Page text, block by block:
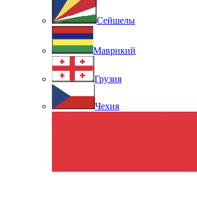
Сейшелы
Маврикий
Грузия
Чехия